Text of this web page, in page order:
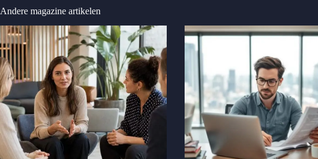
Andere magazine artikelen